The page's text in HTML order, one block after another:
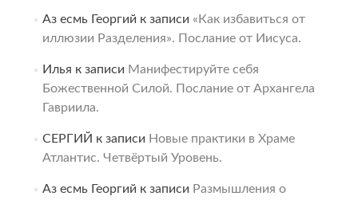
Аз есмь Георгий к записи «Как избавиться от
иллюзии Разделения». Послание от Иисуса.
Илья к записи Манифестируйте себя
Божественной Силой. Послание от Архангела
Гавриила.
СЕРГИЙ к записи Новые практики в Храме
Атлантис. Четвёртый Уровень.
Аз есмь Георгий к записи Размышления о